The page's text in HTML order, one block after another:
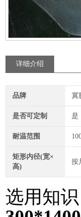
详细介绍
品牌 冀
是否可定制 是
耐温范围
矩形内径(宽×
高)
按
选用知识